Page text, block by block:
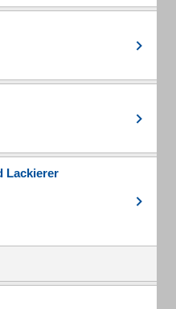
Lackierer